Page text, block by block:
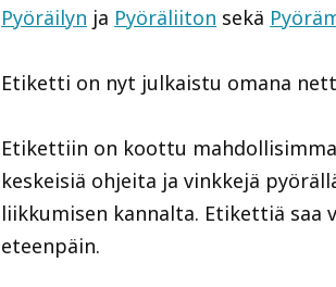
Pyöräilyn ja Pyöräliiton sekä
Etiketti on nyt julkaistu omana
Etikettiin on koottu
keskeisiä ohjeita ja vinkkejä
liikkumisen kannalta. Etikettiä saa
eteenpäin.